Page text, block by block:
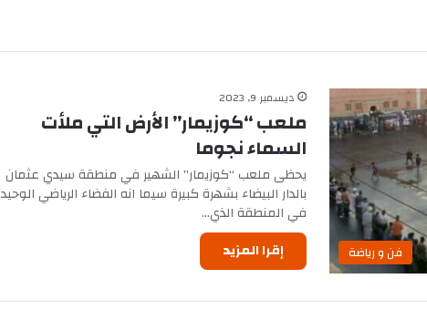
فن و رياضة
ديسمبر 9, 2023
ملعب “كوزيمار” الأرض التي ملأت
السماء نجوما
يحظى ملعب “كوزيمار” الشهير في منطقة سيدي عثمان
بالدار البيضاء بشهرة كبيرة سيما انه الفضاء الرياضي الوحيد
في المنطقة الذي…
إقرا المزيد